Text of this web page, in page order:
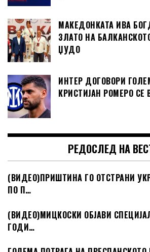
МАКЕДОНКАТА ИВА
ЗЛАТО НА
ЏУДО
ИНТЕР ДОГОВОРИ
КРИСТИЈАН РОМЕРО СЕ
РЕДОСЛЕД НА
(ВИДЕО)ПРИШТИНА ГО ОТСТРАНИ
ПО П…
(ВИДЕО)МИЦКОСКИ ОБЈАВИ
ГОДИ…